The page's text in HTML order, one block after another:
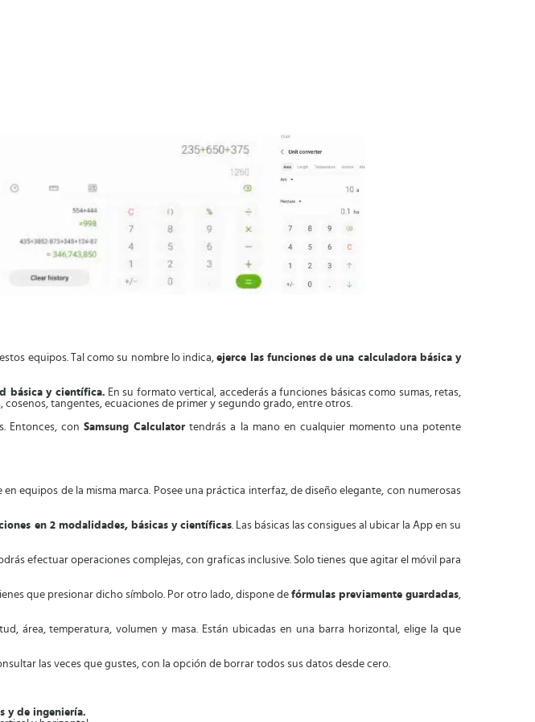
equipos. Tal como su nombre lo indica,ejerce las funciones de una calculadora básica y
básica y científica. En su formato vertical, accederás a funciones básicas como sumas, retas,
tangentes, ecuaciones de primer y segundo grado, entre otros.
Entonces, conSamsung Calculator tendrás a la mano en cualquier momento una potente
en equipos de la misma marca. Posee una práctica interfaz, de diseño elegante, con numerosas
en 2 modalidades, básicas y científicas. Las básicas las consigues al ubicar la App en su
efectuar operaciones complejas, con graficas inclusive. Solo tienes que agitar el móvil para
que presionar dicho símbolo. Por otro lado, dispone de fórmulas previamente guardadas,
área, temperatura, volumen y masa. Están ubicadas en una barra horizontal, elige la que
las veces que gustes, con la opción de borrar todos sus datos desde cero.
y de ingeniería.